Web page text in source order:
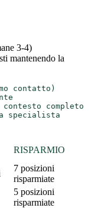
3-4)
mantenendo la
contatto)
completo
RISPARMIO
7 posizioni
risparmiate
5 posizioni
risparmiate